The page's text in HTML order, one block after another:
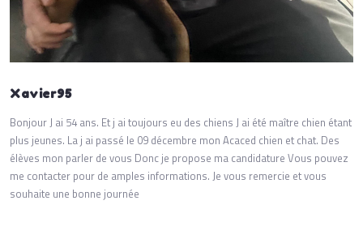
Xavier95
Bonjour J ai 54 ans. Et j ai toujours eu des chiens J ai été maître chien étant
plus jeunes. La j ai passé le 09 décembre mon Acaced chien et chat. Des
élèves mon parler de vous Donc je propose ma candidature Vous pouvez
me contacter pour de amples informations. Je vous remercie et vous
souhaite une bonne journée